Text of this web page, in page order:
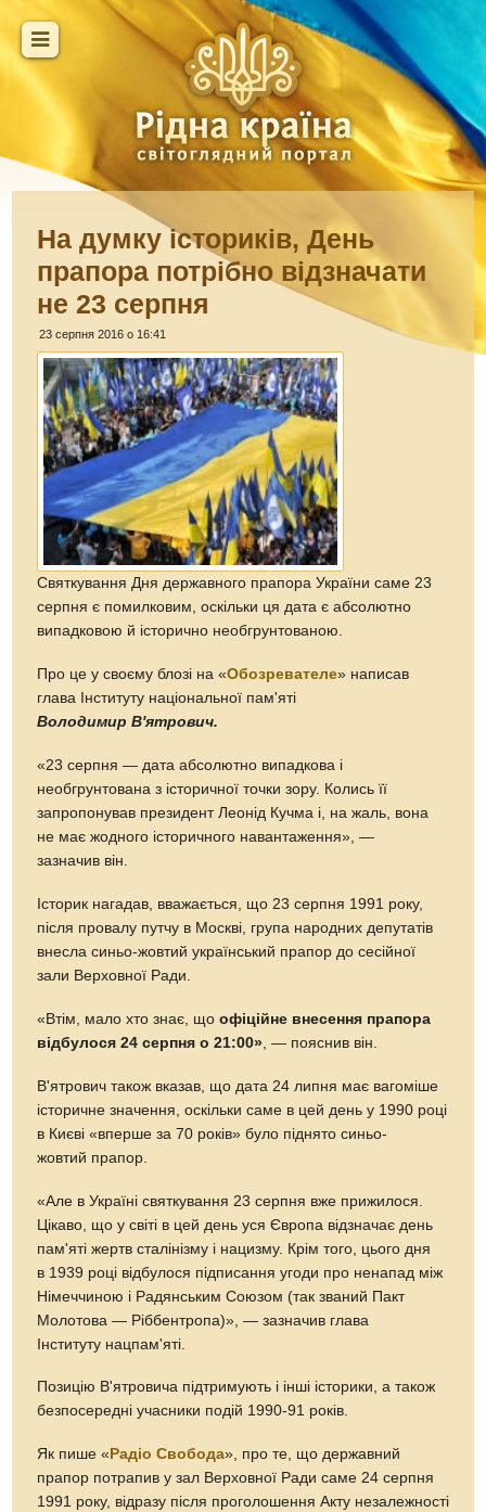
На думку істориків, День
прапора потрібно відзначати
не 23 серпня
23 серпня 2016 о 16:41
Святкування Дня державного прапора України саме 23
серпня є помилковим, оскільки ця дата є абсолютно
випадковою й історично необгрунтованою.
Про це у своєму блозі на «Обозревателе» написав
глава Інституту національної пам'яті
Володимир В'ятрович.
«23 серпня — дата абсолютно випадкова і
необгрунтована з історичної точки зору. Колись її
запропонував президент Леонід Кучма і, на жаль, вона
не має жодного історичного навантаження», —
зазначив він.
Історик нагадав, вважається, що 23 серпня 1991 року,
після провалу путчу в Москві, група народних депутатів
внесла синьо-жовтий український прапор до сесійної
зали Верховної Ради.
«Втім, мало хто знає, щоофіційне внесення прапора
відбулося 24 серпня о 21:00» , — пояснив він.
В'ятрович також вказав, що дата 24 липня має вагоміше
історичне значення, оскільки саме в цей день у 1990 році
в Києві «вперше за 70 років» було піднято синьо-
жовтий прапор.
«Але в Україні святкування 23 серпня вже прижилося.
Цікаво, що у світі в цей день уся Європа відзначає день
пам'яті жертв сталінізму і нацизму. Крім того, цього дня
в 1939 році відбулося підписання угоди про ненапад між
Німеччиною і Радянським Союзом (так званий Пакт
Молотова — Ріббентропа)», — зазначив глава
Інституту нацпам'яті.
Позицію В'ятровича підтримують і інші історики, а також
безпосередні учасники подій 1990-91 років.
Як пише « Радіо Свобода», про те, що державний
прапор потрапив у зал Верховної Ради саме 24 серпня
1991 року, відразу після проголошення Акту незалежності